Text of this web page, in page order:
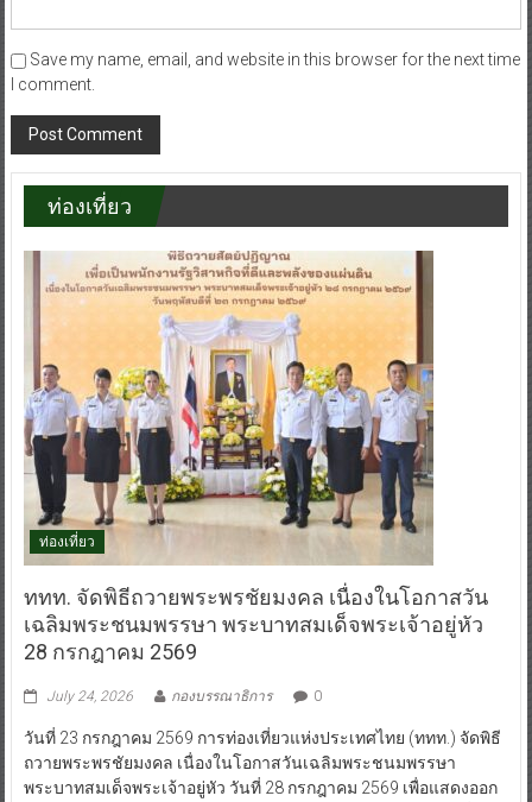
Save my name, email, and website in this browser for the next time
I comment.
ท่องเที่ยว
ท่องเที่ยว
ททท. จัดพิธีถวายพระพรชัยมงคล เนื่องในโอกาสวัน
เฉลิมพระชนมพรรษา พระบาทสมเด็จพระเจ้าอยู่หัว
28 กรกฎาคม 2569
July 24, 2026 กองบรรณาธิการ 0
วันที่ 23 กรกฎาคม 2569 การท่องเที่ยวแห่งประเทศไทย (ททท.) จัดพิธี
ถวายพระพรชัยมงคล เนื่องในโอกาสวันเฉลิมพระชนมพรรษา
พระบาทสมเด็จพระเจ้าอยู่หัว วันที่ 28 กรกฎาคม 2569 เพื่อแสดงออก